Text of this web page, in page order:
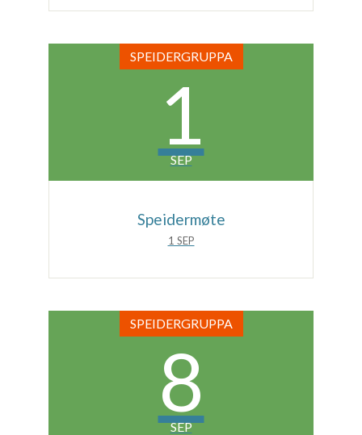
SPEIDERGRUPPA
1
SEP
Speidermøte
1 SEP
SPEIDERGRUPPA
8
SEP